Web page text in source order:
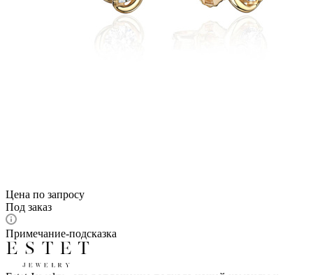
Цена по запросу
Под заказ
Примечание-подсказка